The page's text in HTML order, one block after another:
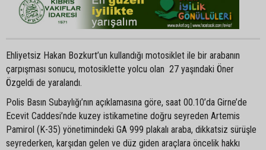
Ehliyetsiz Hakan Bozkurt’un kullandığı motosiklet ile bir arabanın
çarpışması sonucu, motosiklette yolcu olan 27 yaşındaki Öner
Özgeldi de yaralandı.
Polis Basın Subaylığı’nın açıklamasına göre, saat 00.10’da Girne’de
Ecevit Caddesi’nde kuzey istikametine doğru seyreden Artemis
Pamirol (K-35) yönetimindeki GA 999 plakalı araba, dikkatsiz sürüşle
seyrederken, karşıdan gelen ve düz giden araçlara öncelik hakkı